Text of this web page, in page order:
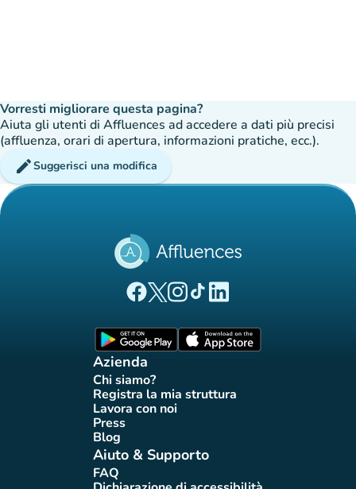
Vorresti migliorare questa pagina?
Aiuta gli utenti di Affluences ad accedere a dati più precisi
(affluenza, orari di apertura, informazioni pratiche, ecc.).
editSuggerisci una modifica
(nuova scheda)
(nuova scheda)
(nuova scheda)
(nuova scheda)
(nuova scheda)
Azienda
Chi siamo?(nuova scheda)
Registra la mia struttura
(nuova scheda)
Lavora con noi
(nuova scheda)
Press(nuova scheda)
Blog(nuova scheda)
Aiuto & Supporto
FAQ(nuova scheda)